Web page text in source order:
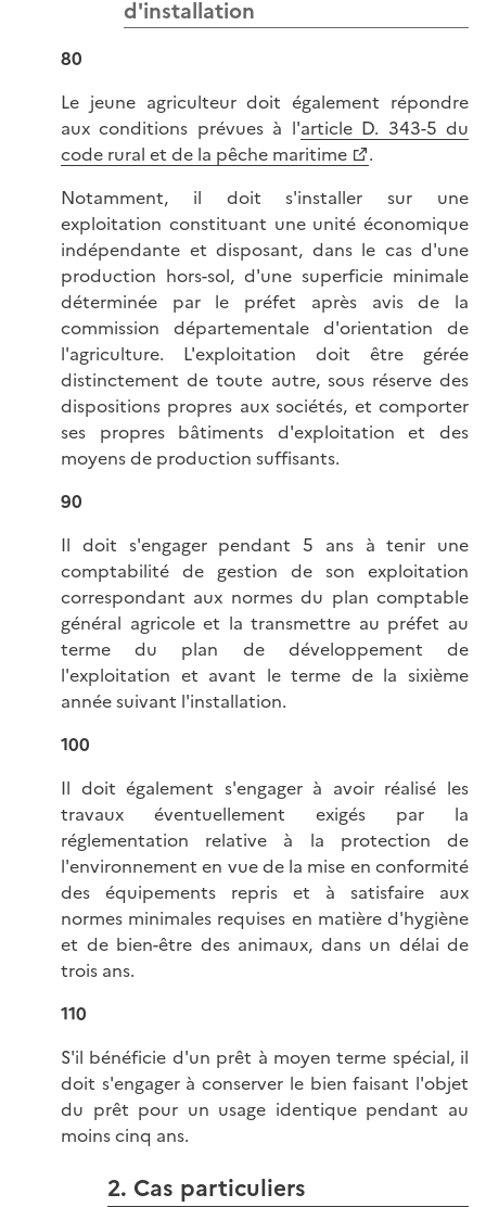
d'installation
80
Le jeune agriculteur doit également répondre
aux conditions prévues à l'article D. 343-5 du
code rural et de la pêche maritime
.
Notamment, il doit s'installer sur une
exploitation constituant une unité économique
indépendante et disposant, dans le cas d'une
production hors-sol, d'une superficie minimale
déterminée par le préfet après avis de la
commission départementale d'orientation de
l'agriculture. L'exploitation doit être gérée
distinctement de toute autre, sous réserve des
dispositions propres aux sociétés, et comporter
ses propres bâtiments d'exploitation et des
moyens de production suffisants.
90
Il doit s'engager pendant 5 ans à tenir une
comptabilité de gestion de son exploitation
correspondant aux normes du plan comptable
général agricole et la transmettre au préfet au
terme du plan de développement de
l'exploitation et avant le terme de la sixième
année suivant l'installation.
100
Il doit également s'engager à avoir réalisé les
travaux éventuellement exigés par la
réglementation relative à la protection de
l'environnement en vue de la mise en conformité
des équipements repris et à satisfaire aux
normes minimales requises en matière d'hygiène
et de bien-être des animaux, dans un délai de
trois ans.
110
S'il bénéficie d'un prêt à moyen terme spécial, il
doit s'engager à conserver le bien faisant l'objet
du prêt pour un usage identique pendant au
moins cinq ans.
2. Cas particuliers